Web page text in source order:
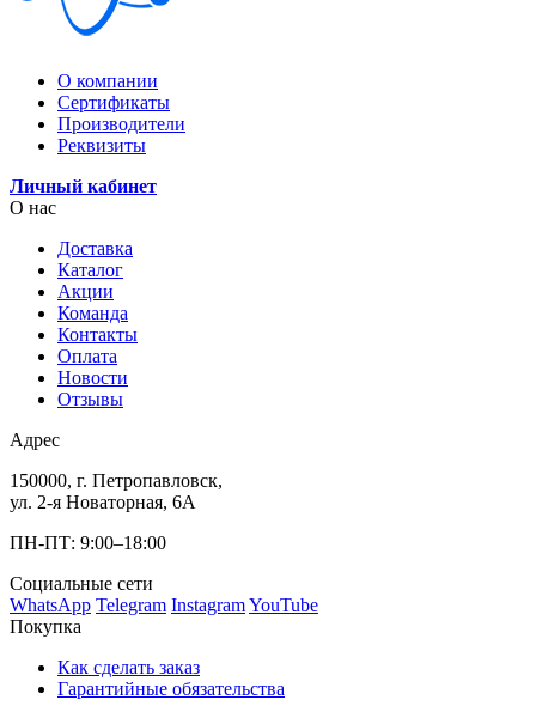
О компании
Сертификаты
Производители
Реквизиты
Личный кабинет
О нас
Доставка
Каталог
Акции
Команда
Контакты
Оплата
Новости
Отзывы
Адрес
150000, г. Петропавловск,
ул. 2-я Новаторная, 6А
ПН-ПТ: 9:00–18:00
Социальные сети
WhatsApp Telegram InstagramYouTube
Покупка
Как сделать заказ
Гарантийные обязательства